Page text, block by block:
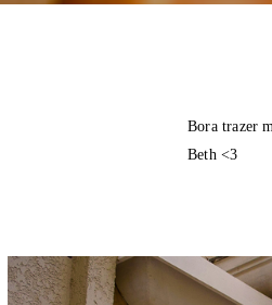
Bora trazer
Beth <3